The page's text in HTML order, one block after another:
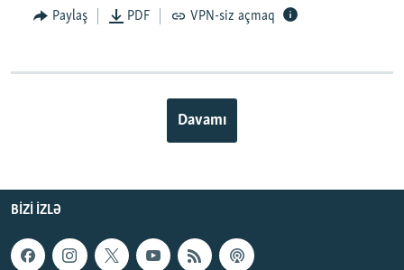
Paylaş PDF VPN-siz açmaq
Davamı
BIZI IZLƏ